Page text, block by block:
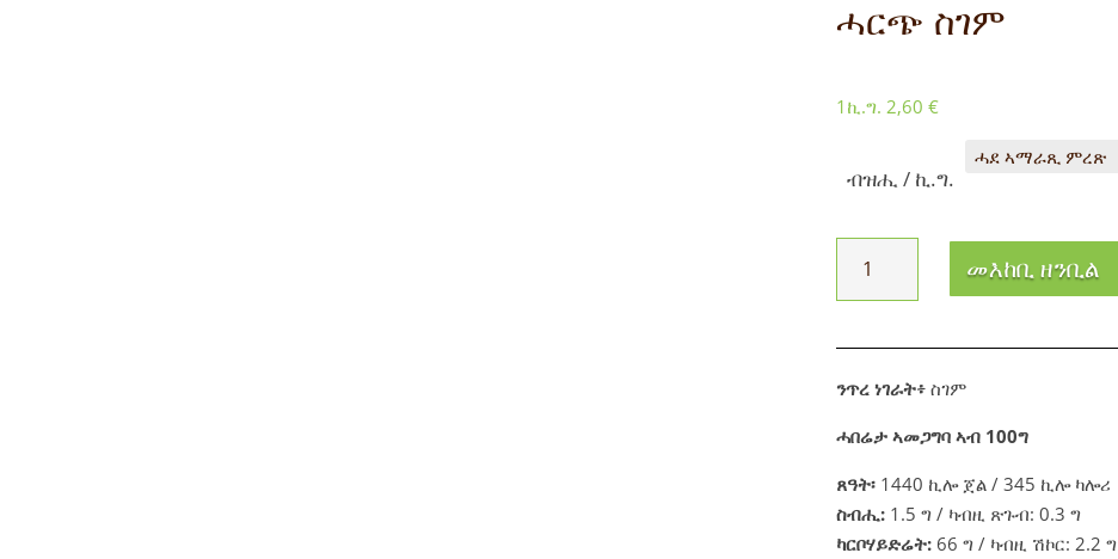
ሓርጭ ስገም
1ኪ.ግ. 2,60€
ብዝሒ / ኪ.ግ.
Gerstenmehl
ብዝሒ መእከቢ ዘንቢል
ንጥረ ነገራት፥ ስገም
ሓበሬታ ኣመጋግባ ኣብ 100ግ
ጸዓት፡ 1440 ኪሎ ጀል / 345 ኪሎ ካሎሪ
ስብሒ: 1.5 ግ / ካብዚ ጽጉብ: 0.3 ግ
ካርቦሃይድሬት: 66 ግ / ካብዚ ሽኮር: 2.2 ግ